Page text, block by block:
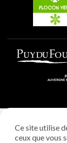
Ce site utilise
ceux que vous